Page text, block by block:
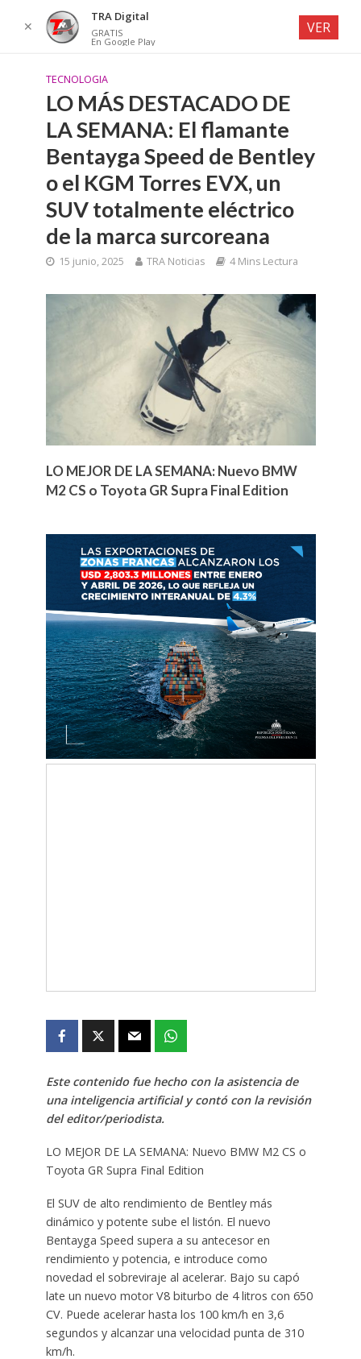
TECNOLOGIA
LO MÁS DESTACADO DE
LA SEMANA: El flamante
Bentayga Speed de Bentley
o el KGM Torres EVX, un
SUV totalmente eléctrico
de la marca surcoreana
15 junio, 2025 TRA Noticias 4 Mins Lectura
LO MEJOR DE LA SEMANA: Nuevo BMW
M2 CS o Toyota GR Supra Final Edition
Este contenido fue hecho con la asistencia de
una inteligencia artificial y contó con la revisión
del editor/periodista.
LO MEJOR DE LA SEMANA: Nuevo BMW M2 CS o
Toyota GR Supra Final Edition
El SUV de alto rendimiento de Bentley más
dinámico y potente sube el listón. El nuevo
Bentayga Speed supera a su antecesor en
rendimiento y potencia, e introduce como
novedad el sobreviraje al acelerar. Bajo su capó
late un nuevo motor V8 biturbo de 4 litros con 650
CV. Puede acelerar hasta los 100 km/h en 3,6
segundos y alcanzar una velocidad punta de 310
km/h.
✕
TRA Digital
GRATIS
En Google Play
VER